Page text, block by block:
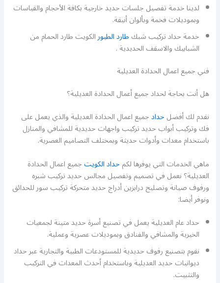
لدينا خدمة تفصيل جلسات حديد خارجية بكافة الأحجام والقياسات
وبموديلات فخمة وبألوان أنيقة.
خدمة حداد تركيب شبكطارد الطيورالكويت طارد الحمام من
الشبابيك والاسقف الحديدية .
فني جميع اعمال الحدادة العديلية
هل أنت بحاجة لحداد جميع أعمال الحدادة العديلية؟
نقدم لك أفضلحدادجميع اعمال الحدادة العديلية والذي يعمل على
فك وتركيب أبواب حديد تركيب واجهات حديدية للمشافي والمنازل
باستخدام معدات وأدوات حديثة وبمختلف التصاميم العصرية.
ماهي الخدمات التي يوفرها لكمحداد الكويتجميع اعمال الحدادة
العديلية؟ نعمل في تصميم وتفصيل مجالس حديد تركيب شبره
ورفوف صيانة وتصليح درابزين أدراج حديد متحركة تركيب سور للحدائق
ونوفر أيضا:
حداد عام العديلية يعمل في تصنيع أسرة حديد متينة لجمعيات
الخيرية والمشافي والفنادق وبموديلات عصرية وعملية.
نقوم بتصنيع رفوف حديدية للمستودعات الطبية والتجارية عبر حداد
ديوانيات حديد العديلية وباستخدام أحدث المعدات في التركيب
والتثبيت.